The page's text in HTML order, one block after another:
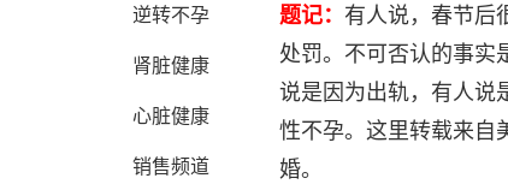
逆转不孕
肾脏健康
心脏健康
销售频道
题记： 有人说，春节后
处罚。不可否认的事实
说是因为出轨，有人说
性不孕。这里转载来
婚。